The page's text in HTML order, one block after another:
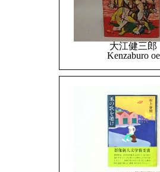
大江健三郎
Kenzaburo oe